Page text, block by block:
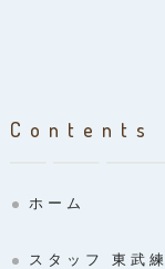
Contents
ホーム
スタッフ 東武